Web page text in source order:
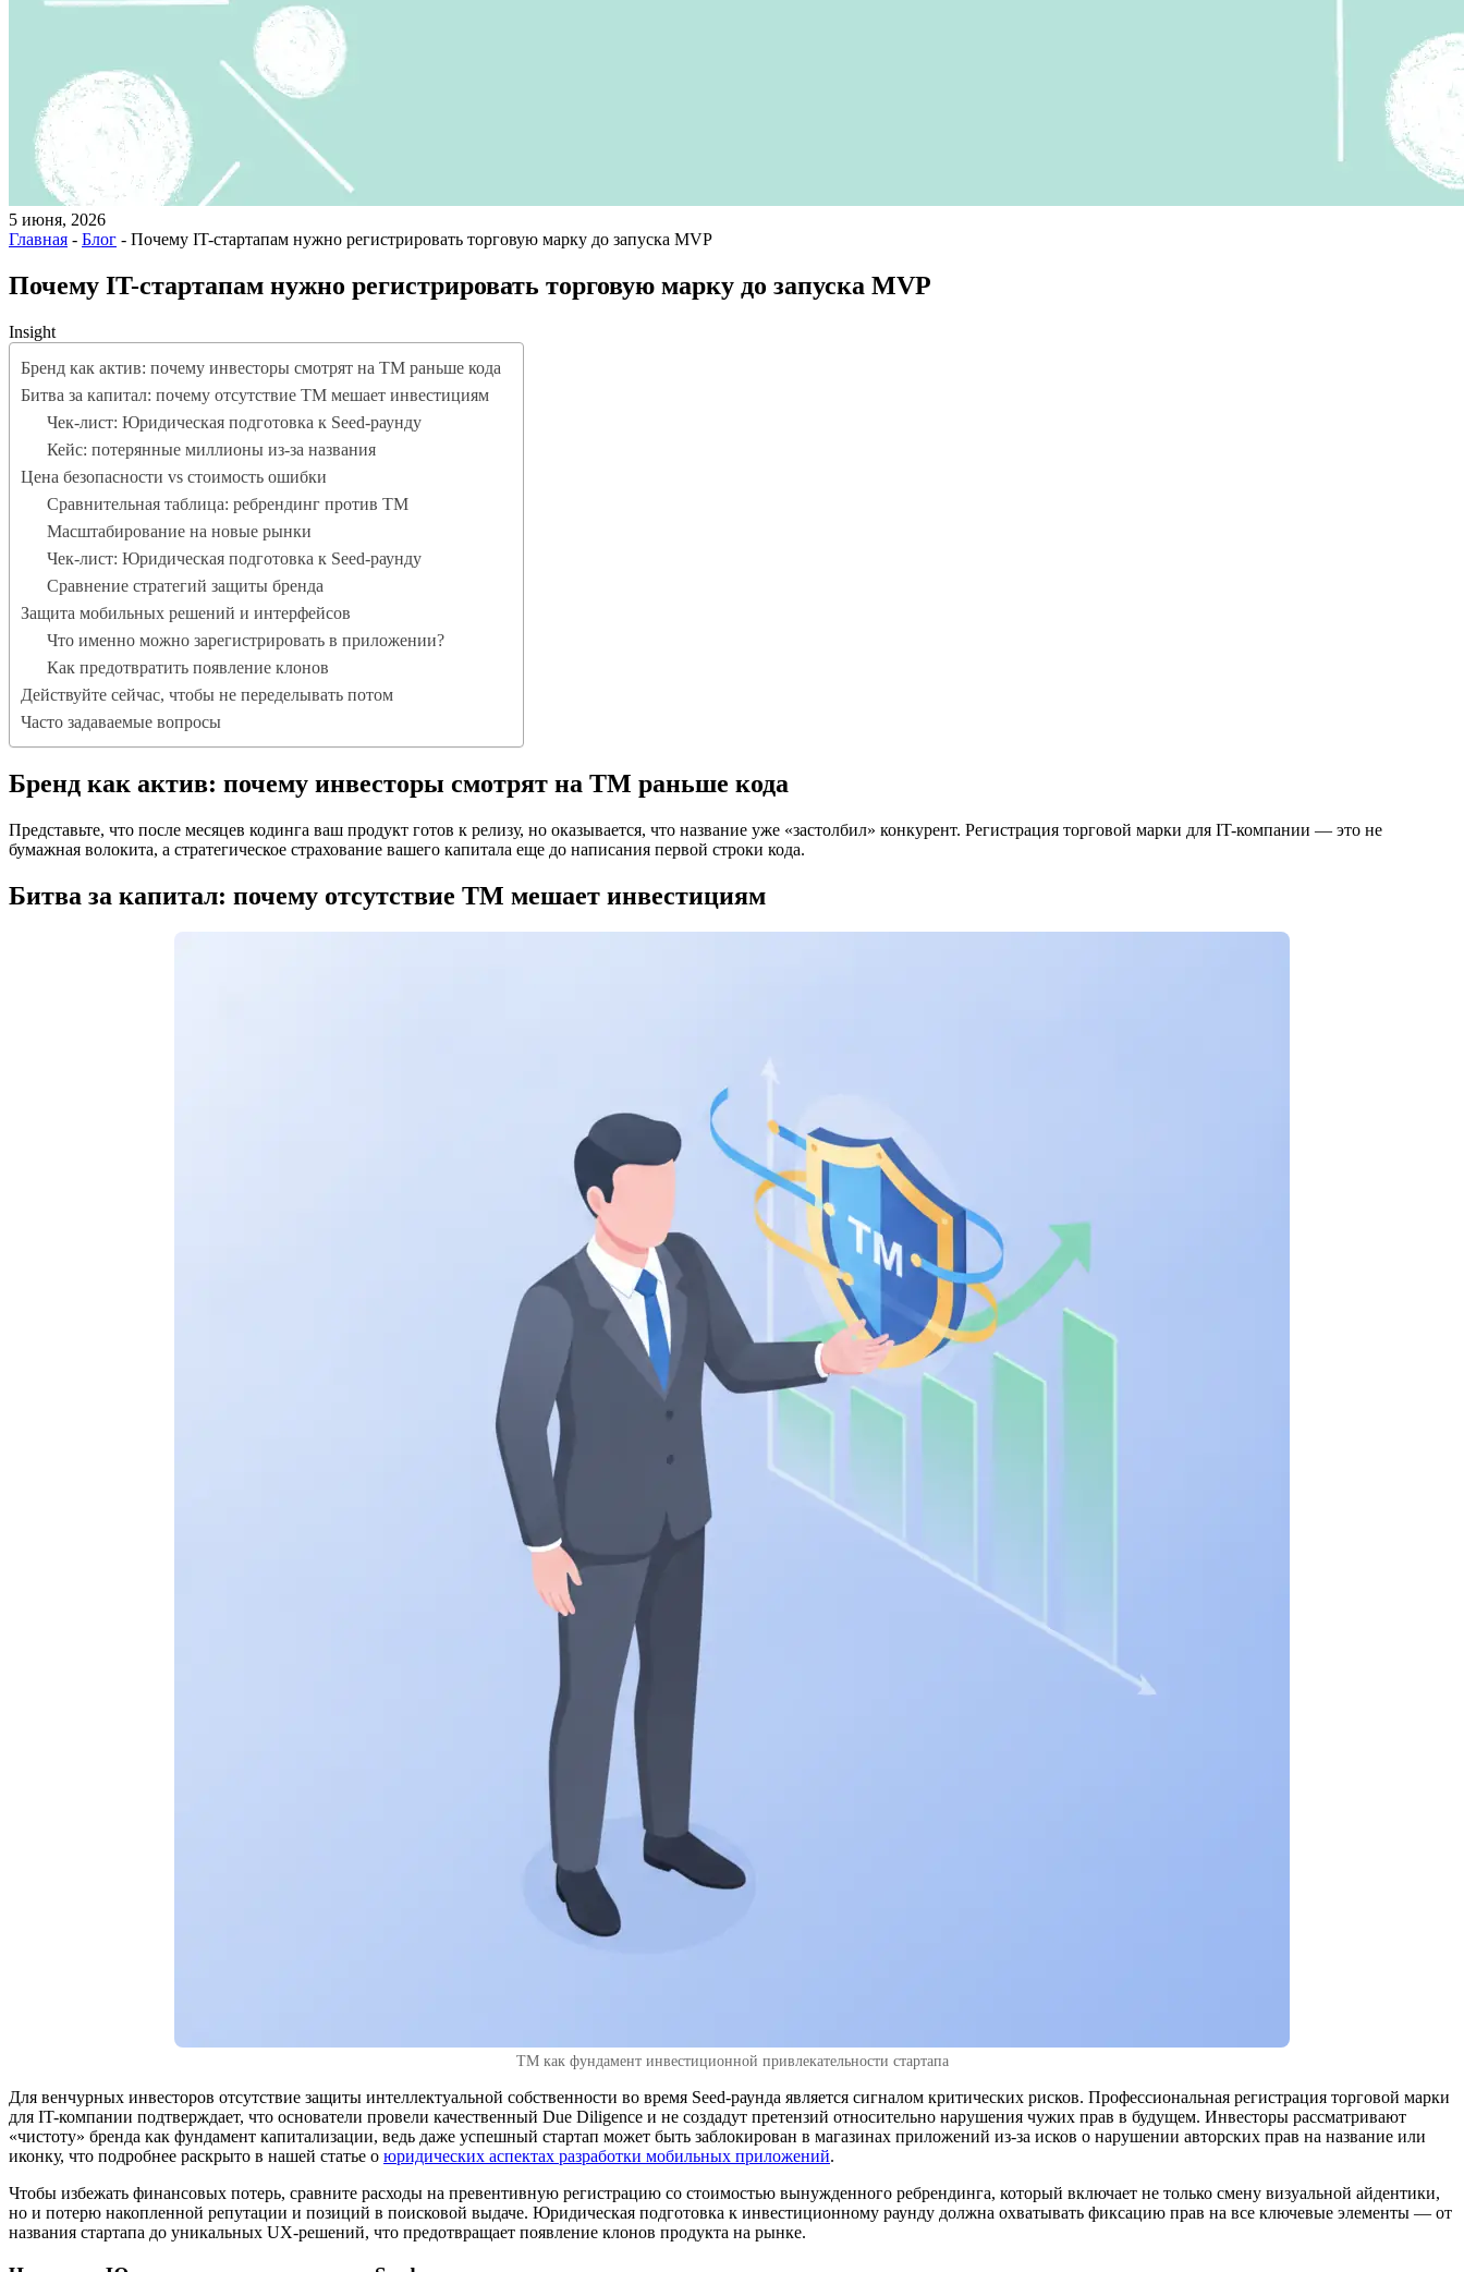
5 июня, 2026
Главная - Блог - Почему IT-стартапам нужно регистрировать торговую марку до запуска MVP
Почему IT-стартапам нужно регистрировать торговую марку до запуска MVP
Insight
Бренд как актив: почему инвесторы смотрят на ТМ раньше кода
Битва за капитал: почему отсутствие ТМ мешает инвестициям
Чек-лист: Юридическая подготовка к Seed-раунду
Кейс: потерянные миллионы из-за названия
Цена безопасности vs стоимость ошибки
Сравнительная таблица: ребрендинг против ТМ
Масштабирование на новые рынки
Чек-лист: Юридическая подготовка к Seed-раунду
Сравнение стратегий защиты бренда
Защита мобильных решений и интерфейсов
Что именно можно зарегистрировать в приложении?
Как предотвратить появление клонов
Действуйте сейчас, чтобы не переделывать потом
Часто задаваемые вопросы
Бренд как актив: почему инвесторы смотрят на ТМ раньше кода
Представьте, что после месяцев кодинга ваш продукт готов к релизу, но оказывается, что название уже «застолбил» конкурент. Регистрация торговой марки для IT-компании — это не
бумажная волокита, а стратегическое страхование вашего капитала еще до написания первой строки кода.
Битва за капитал: почему отсутствие ТМ мешает инвестициям
ТМ как фундамент инвестиционной привлекательности стартапа
Для венчурных инвесторов отсутствие защиты интеллектуальной собственности во время Seed-раунда является сигналом критических рисков. Профессиональная регистрация торговой марки
для IT-компании подтверждает, что основатели провели качественный Due Diligence и не создадут претензий относительно нарушения чужих прав в будущем. Инвесторы рассматривают
«чистоту» бренда как фундамент капитализации, ведь даже успешный стартап может быть заблокирован в магазинах приложений из-за исков о нарушении авторских прав на название или
иконку, что подробнее раскрыто в нашей статье о юридических аспектах разработки мобильных приложений.
Чтобы избежать финансовых потерь, сравните расходы на превентивную регистрацию со стоимостью вынужденного ребрендинга, который включает не только смену визуальной айдентики,
но и потерю накопленной репутации и позиций в поисковой выдаче. Юридическая подготовка к инвестиционному раунду должна охватывать фиксацию прав на все ключевые элементы — от
названия стартапа до уникальных UX-решений, что предотвращает появление клонов продукта на рынке.